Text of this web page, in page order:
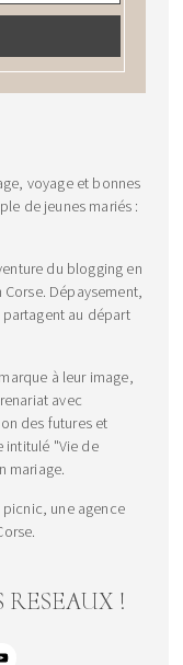
voyage et bonnes
de jeunes mariés :
du blogging en
Dépaysement,
au départ
à leur image,
avec
des futures et
intitulé "Vie de
mariage.
une agence
!